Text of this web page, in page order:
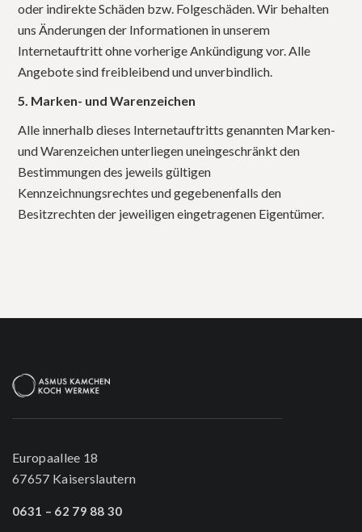
oder indirekte Schäden bzw. Folgeschäden. Wir behalten
uns Änderungen der Informationen in unserem
Internetauftritt ohne vorherige Ankündigung vor. Alle
Angebote sind freibleibend und unverbindlich.
5. Marken- und Warenzeichen
Alle innerhalb dieses Internetauftritts genannten Marken-
und Warenzeichen unterliegen uneingeschränkt den
Bestimmungen des jeweils gültigen
Kennzeichnungsrechtes und gegebenenfalls den
Besitzrechten der jeweiligen eingetragenen Eigentümer.
Europaallee 18
67657 Kaiserslautern
0631 – 62 79 88 30